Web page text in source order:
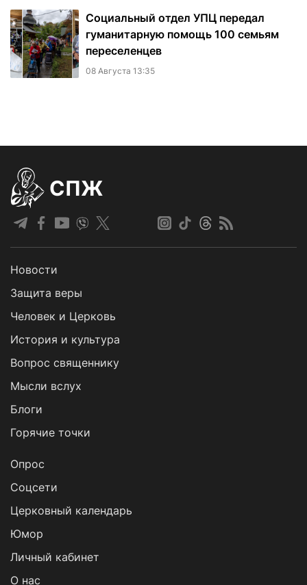
Социальный отдел УПЦ передал
гуманитарную помощь 100 семьям
переселенцев
08 Августа 13:35
СПЖ
Новости
Защита веры
Человек и Церковь
История и культура
Вопрос священнику
Мысли вслух
Блоги
Горячие точки
Опрос
Cоцсети
Церковный календарь
Юмор
Личный кабинет
О нас